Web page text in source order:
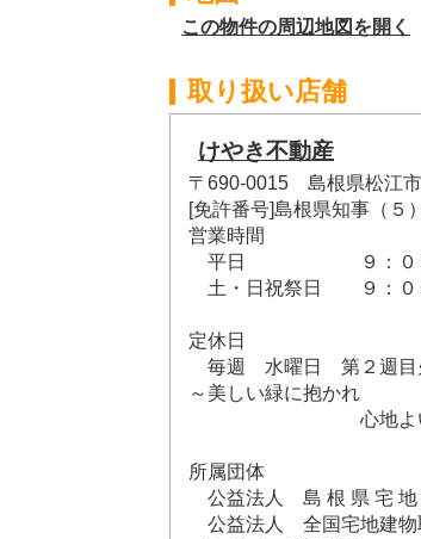
この物件の周辺地図を開く
取り扱い店舗
けやき不動産
〒690-0015 島根県松江
[免許番号]島根県知事（５
営業時間
平日 ９：００～
土・日祝祭日 ９：０
定休日
毎週 水曜日 第２週目
～美しい緑に抱かれ
心地よい暮ら
所属団体
公益法人 島 根 県 宅 地
公益法人 全国宅地建物